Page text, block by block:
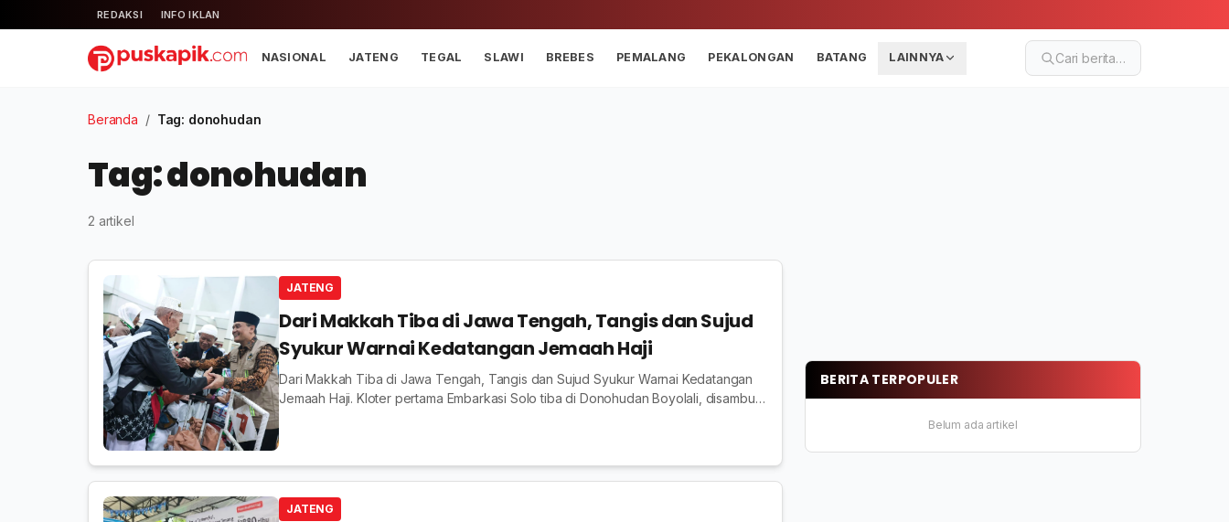
REDAKSI INFO IKLAN
NASIONAL JATENG TEGAL SLAWI BREBES PEMALANG PEKALONGAN BATANG LAINNYA Cari berita…
Beranda / Tag: donohudan
Tag: donohudan
2 artikel
JATENG
Dari Makkah Tiba di Jawa Tengah, Tangis dan Sujud
Syukur Warnai Kedatangan Jemaah Haji
Dari Makkah Tiba di Jawa Tengah, Tangis dan Sujud Syukur Warnai Kedatangan
Jemaah Haji. Kloter pertama Embarkasi Solo tiba di Donohudan Boyolali, disambut
JATENG
BERITA TERPOPULER
Belum ada artikel